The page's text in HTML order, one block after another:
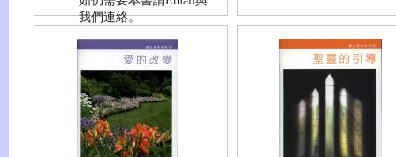
我們連絡。